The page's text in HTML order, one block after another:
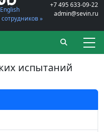
English
»
+7 495 633-09-22
admin@sevin.ru
испытаний